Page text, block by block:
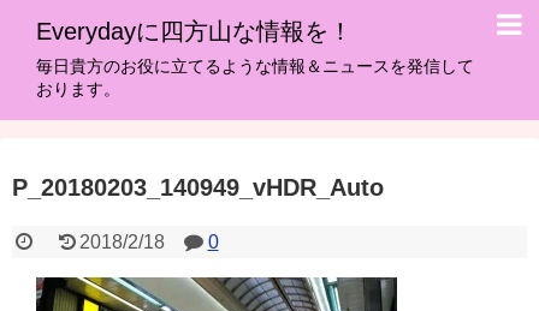
Everydayに四方山な情報を！
毎日貴方のお役に立てるような情報＆ニュースを発信して
おります。
P_20180203_140949_vHDR_Auto
2018/2/18 0